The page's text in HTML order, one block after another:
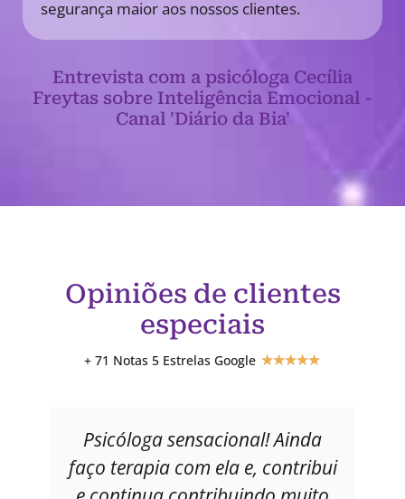
segurança maior aos nossos clientes.
Entrevista com a psicóloga Cecília
Freytas sobre Inteligência Emocional -
Canal 'Diário da Bia'
Opiniões de clientes
especiais
+ 71 Notas 5 Estrelas Google ★★★★★
Psicóloga sensacional! Ainda
faço terapia com ela e, contribui